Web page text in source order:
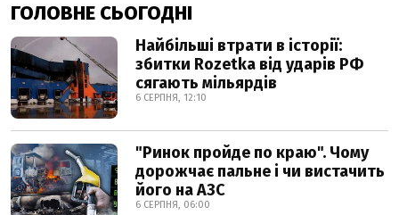
ГОЛОВНЕ СЬОГОДНІ
Найбільші втрати в історії:
збитки Rozetka від ударів РФ
сягають мільярдів
6 СЕРПНЯ, 12:10
"Ринок пройде по краю". Чому
дорожчає пальне і чи вистачить
його на АЗС
6 СЕРПНЯ, 06:00